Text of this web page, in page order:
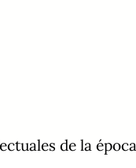
de la